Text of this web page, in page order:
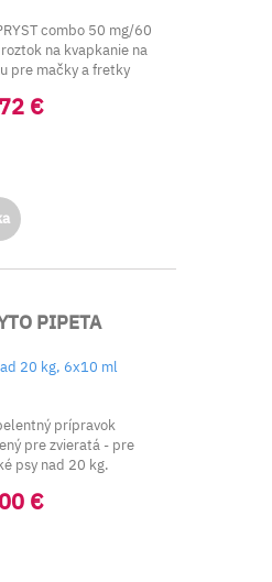
combo 50 mg/60
na kvapkanie na
pre mačky a fretky
€
PIPETA
20 kg, 6x10 ml
prípravok
pre zvieratá - pre
psy nad 20 kg.
€